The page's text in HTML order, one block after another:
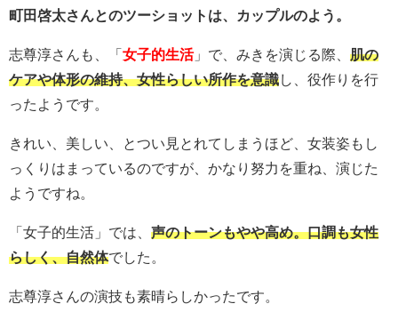
町田啓太さんとのツーショットは、カップルのよう。
志尊淳さんも、「 女子的生活」で、みきを演じる際、 肌の
ケアや体形の維持、女性らしい所作を意識し、役作りを行
ったようです。
きれい、美しい、とつい見とれてしまうほど、女装姿もし
っくりはまっているのですが、かなり努力を重ね、演じた
ようですね。
「女子的生活」では、 声のトーンもやや高め。口調も女性
らしく、自然体でした。
志尊淳さんの演技も素晴らしかったです。